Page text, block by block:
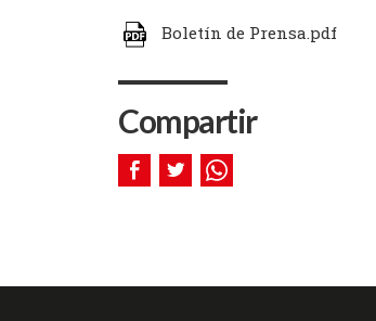
Boletín de Prensa.pdf
Compartir